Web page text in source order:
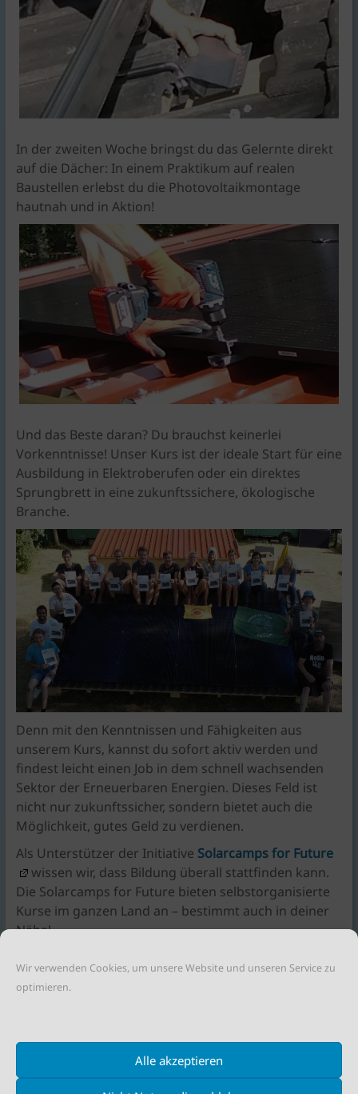
Wir verwenden Cookies, um unsere Website und unseren Service zu
optimieren.
Alle akzeptieren
In der zweiten Woche bringst du das Gelernte direkt
auf die Dächer: In einem Praktikum auf realen
Baustellen erlebst du die Photovoltaikmontage
hautnah und in Aktion!
Und das Beste daran? Du brauchst keinerlei
Vorkenntnisse! Unser Kurs ist der ideale Start für eine
Ausbildung in Elektroberufen oder ein direktes
Sprungbrett in eine zukunftssichere, ökologische
Branche.
Denn mit den Kenntnissen und Fähigkeiten aus
unserem Kurs, kannst du sofort aktiv werden und
findest leicht einen Job in dem schnell wachsenden
Sektor der Erneuerbaren Energien. Dieses Feld ist
nicht nur zukunftssicher, sondern bietet auch die
Möglichkeit, gutes Geld zu verdienen.
Als Unterstützer der Initiative Solarcamps for Future
wissen wir, dass Bildung überall stattfinden kann.
Die Solarcamps for Future bieten selbstorganisierte
Kurse im ganzen Land an – bestimmt auch in deiner
Nähe!
Informiere dich bei Solarcamps for Future oder
deiner lokalen Bildungseinrichtung über unsere
Linktipp: